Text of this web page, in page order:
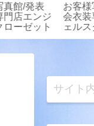
客様写真館/発表
衣装専門店エンジ
ルスクローゼット